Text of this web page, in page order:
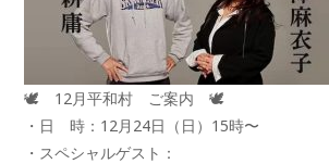
🕊 12月平和村 ご案内 🕊
・日 時：12月24日（日）15時〜
・スペシャルゲスト：